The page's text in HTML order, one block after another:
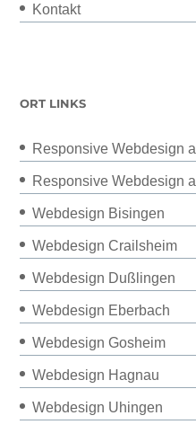
Kontakt
ORT LINKS
Responsive Webdesign
Responsive Webdesign
Webdesign Bisingen
Webdesign Crailsheim
Webdesign Dußlingen
Webdesign Eberbach
Webdesign Gosheim
Webdesign Hagnau
Webdesign Uhingen